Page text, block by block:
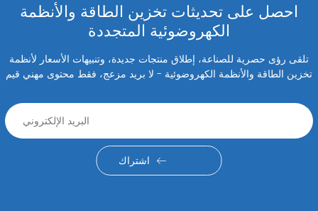
احصل على تحديثات تخزين الطاقة والأنظمة
الكهروضوئية المتجددة
تلقى رؤى حصرية للصناعة، إطلاق منتجات جديدة، وتنبيهات الأسعار لأنظمة
تخزين الطاقة والأنظمة الكهروضوئية - لا بريد مزعج، فقط محتوى مهني قيم
اشتراك